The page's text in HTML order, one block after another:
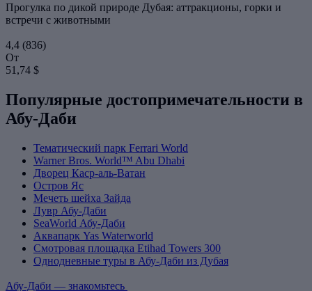
Прогулка по дикой природе Дубая: аттракционы, горки и
встречи с животными
4,4 (836)
От
51,74 $
Популярные достопримечательности в
Абу-Даби
Тематический парк Ferrari World
Warner Bros. World™ Abu Dhabi
Дворец Каср-аль-Ватан
Остров Яс
Мечеть шейха Зайда
Лувр Абу-Даби
SeaWorld Абу-Даби
Аквапарк Yas Waterworld
Смотровая площадка Etihad Towers 300
Однодневные туры в Абу-Даби из Дубая
Абу-Даби — знакомьтесь